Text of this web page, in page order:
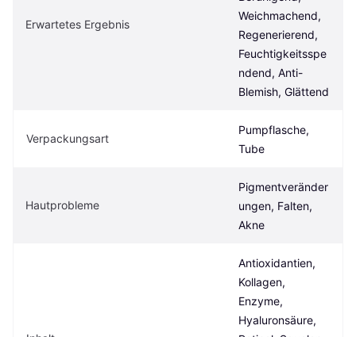
Erwartetes Ergebnis
Weichmachend,
Regenerierend,
Feuchtigkeitsspe
ndend, Anti-
Blemish, Glättend
Verpackungsart
Pumpflasche,
Tube
Hautprobleme
Pigmentveränder
ungen, Falten,
Akne
Antioxidantien,
Kollagen,
Enzyme,
Hyaluronsäure,